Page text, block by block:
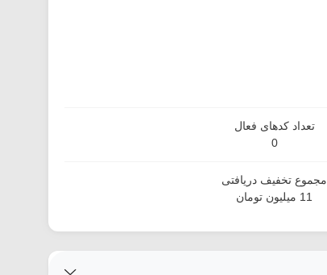
تعداد کدهای فعال
0
مجموع تخفیف دریافتی
11 میلیون تومان